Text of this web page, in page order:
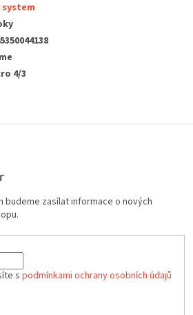
system
4/3
budeme zasílat informace o nových
s podmínkami ochrany osobních údajů